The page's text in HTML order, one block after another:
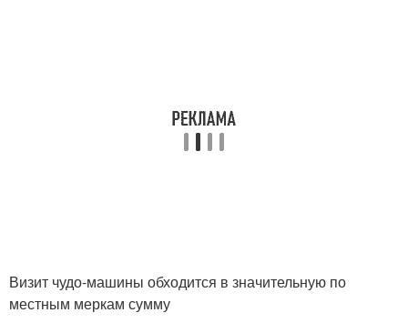
Визит чудо-машины обходится в значительную по
местным меркам сумму